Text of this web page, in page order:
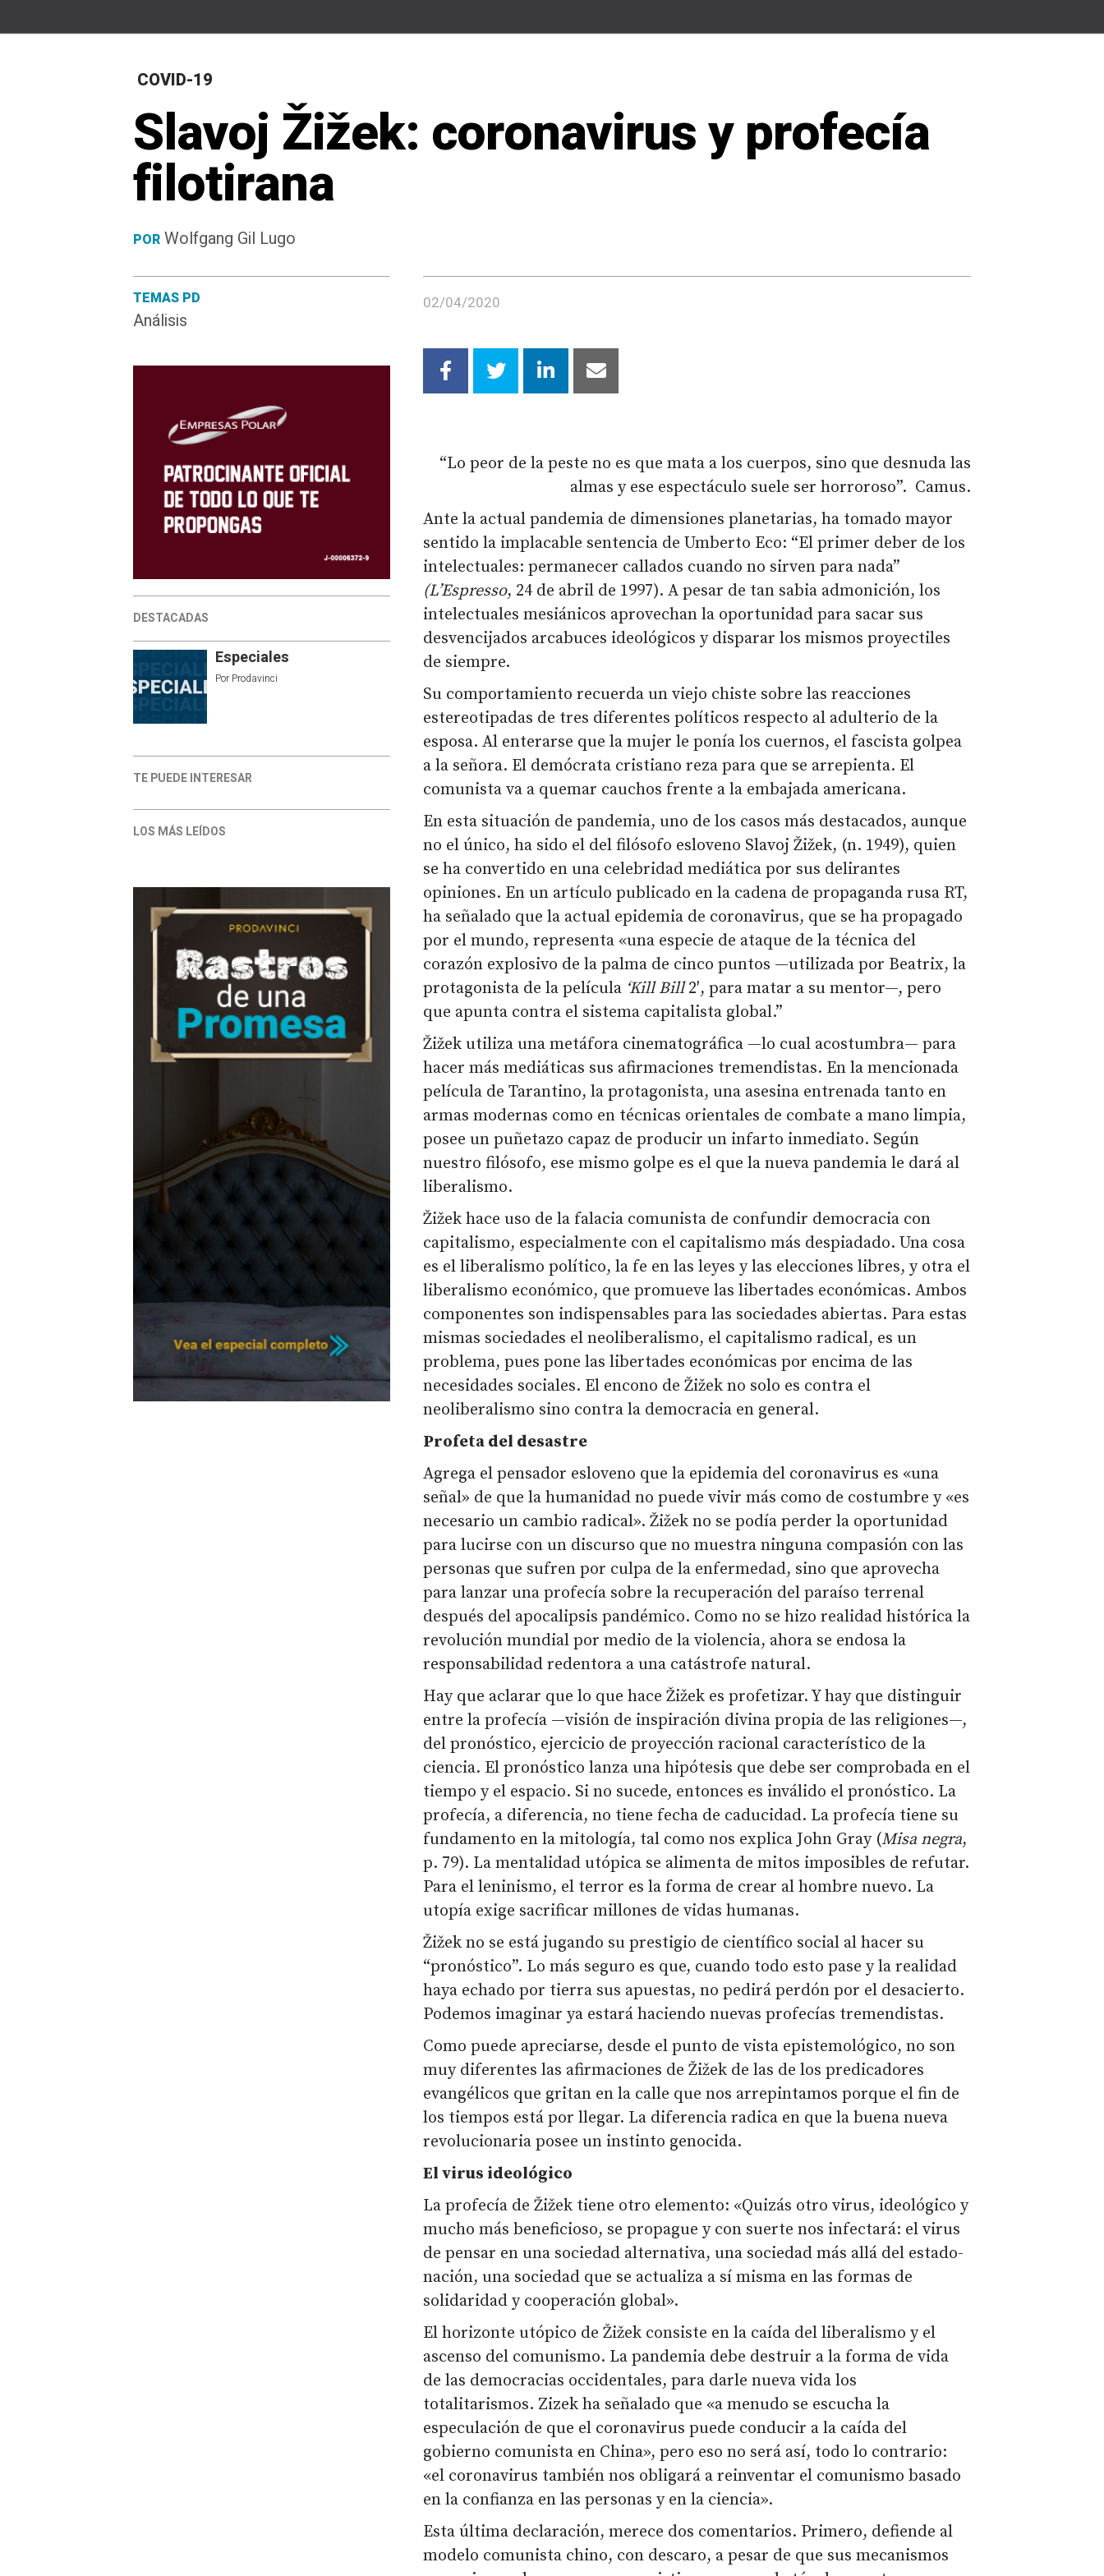
COVID-19
Slavoj Žižek: coronavirus y profecía
filotirana
POR Wolfgang Gil Lugo
TEMAS PD
Análisis
DESTACADAS
Especiales
Por Prodavinci
TE PUEDE INTERESAR
LOS MÁS LEÍDOS
02/04/2020
“Lo peor de la peste no es que mata a los cuerpos, sino que desnuda las
almas y ese espectáculo suele ser horroroso”. Camus.
Ante la actual pandemia de dimensiones planetarias, ha tomado mayor
sentido la implacable sentencia de Umberto Eco: “El primer deber de los
intelectuales: permanecer callados cuando no sirven para nada”
(L’Espresso, 24 de abril de 1997). A pesar de tan sabia admonición, los
intelectuales mesiánicos aprovechan la oportunidad para sacar sus
desvencijados arcabuces ideológicos y disparar los mismos proyectiles
de siempre.
Su comportamiento recuerda un viejo chiste sobre las reacciones
estereotipadas de tres diferentes políticos respecto al adulterio de la
esposa. Al enterarse que la mujer le ponía los cuernos, el fascista golpea
a la señora. El demócrata cristiano reza para que se arrepienta. El
comunista va a quemar cauchos frente a la embajada americana.
En esta situación de pandemia, uno de los casos más destacados, aunque
no el único, ha sido el del filósofo esloveno Slavoj Žižek, (n. 1949), quien
se ha convertido en una celebridad mediática por sus delirantes
opiniones. En un artículo publicado en la cadena de propaganda rusa RT,
ha señalado que la actual epidemia de coronavirus, que se ha propagado
por el mundo, representa «una especie de ataque de la técnica del
corazón explosivo de la palma de cinco puntos —utilizada por Beatrix, la
protagonista de la película ‘Kill Bill2′, para matar a su mentor—, pero
que apunta contra el sistema capitalista global.”
Žižek utiliza una metáfora cinematográfica —lo cual acostumbra— para
hacer más mediáticas sus afirmaciones tremendistas. En la mencionada
película de Tarantino, la protagonista, una asesina entrenada tanto en
armas modernas como en técnicas orientales de combate a mano limpia,
posee un puñetazo capaz de producir un infarto inmediato. Según
nuestro filósofo, ese mismo golpe es el que la nueva pandemia le dará al
liberalismo.
Žižek hace uso de la falacia comunista de confundir democracia con
capitalismo, especialmente con el capitalismo más despiadado. Una cosa
es el liberalismo político, la fe en las leyes y las elecciones libres, y otra el
liberalismo económico, que promueve las libertades económicas. Ambos
componentes son indispensables para las sociedades abiertas. Para estas
mismas sociedades el neoliberalismo, el capitalismo radical, es un
problema, pues pone las libertades económicas por encima de las
necesidades sociales. El encono de Žižek no solo es contra el
neoliberalismo sino contra la democracia en general.
Profeta del desastre
Agrega el pensador esloveno que la epidemia del coronavirus es «una
señal» de que la humanidad no puede vivir más como de costumbre y «es
necesario un cambio radical». Žižek no se podía perder la oportunidad
para lucirse con un discurso que no muestra ninguna compasión con las
personas que sufren por culpa de la enfermedad, sino que aprovecha
para lanzar una profecía sobre la recuperación del paraíso terrenal
después del apocalipsis pandémico. Como no se hizo realidad histórica la
revolución mundial por medio de la violencia, ahora se endosa la
responsabilidad redentora a una catástrofe natural.
Hay que aclarar que lo que hace Žižek es profetizar. Y hay que distinguir
entre la profecía —visión de inspiración divina propia de las religiones—,
del pronóstico, ejercicio de proyección racional característico de la
ciencia. El pronóstico lanza una hipótesis que debe ser comprobada en el
tiempo y el espacio. Si no sucede, entonces es inválido el pronóstico. La
profecía, a diferencia, no tiene fecha de caducidad. La profecía tiene su
fundamento en la mitología, tal como nos explica John Gray (Misa negra,
p. 79). La mentalidad utópica se alimenta de mitos imposibles de refutar.
Para el leninismo, el terror es la forma de crear al hombre nuevo. La
utopía exige sacrificar millones de vidas humanas.
Žižek no se está jugando su prestigio de científico social al hacer su
“pronóstico”. Lo más seguro es que, cuando todo esto pase y la realidad
haya echado por tierra sus apuestas, no pedirá perdón por el desacierto.
Podemos imaginar ya estará haciendo nuevas profecías tremendistas.
Como puede apreciarse, desde el punto de vista epistemológico, no son
muy diferentes las afirmaciones de Žižek de las de los predicadores
evangélicos que gritan en la calle que nos arrepintamos porque el fin de
los tiempos está por llegar. La diferencia radica en que la buena nueva
revolucionaria posee un instinto genocida.
El virus ideológico
La profecía de Žižek tiene otro elemento: «Quizás otro virus, ideológico y
mucho más beneficioso, se propague y con suerte nos infectará: el virus
de pensar en una sociedad alternativa, una sociedad más allá del estado-
nación, una sociedad que se actualiza a sí misma en las formas de
solidaridad y cooperación global».
El horizonte utópico de Žižek consiste en la caída del liberalismo y el
ascenso del comunismo. La pandemia debe destruir a la forma de vida
de las democracias occidentales, para darle nueva vida los
totalitarismos. Zizek ha señalado que «a menudo se escucha la
especulación de que el coronavirus puede conducir a la caída del
gobierno comunista en China», pero eso no será así, todo lo contrario:
«el coronavirus también nos obligará a reinventar el comunismo basado
en la confianza en las personas y en la ciencia».
Esta última declaración, merece dos comentarios. Primero, defiende al
modelo comunista chino, con descaro, a pesar de que sus mecanismos